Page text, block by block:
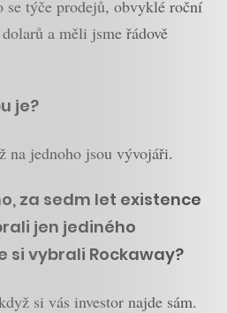
se týče prodejů, obvyklé roční
a měli jsme řádově
je?
na jednoho jsou vývojáři.
za sedm let existence
jen jediného
si vybrali Rockaway?
si vás investor najde sám.